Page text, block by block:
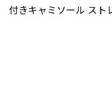
付きキャミソール スト